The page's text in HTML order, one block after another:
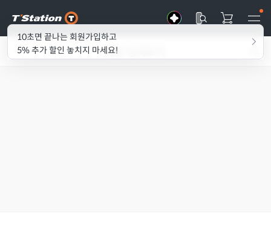
10초면 끝나는 회원가입하고
5% 추가 할인 놓치지 마세요!매장 상세보기